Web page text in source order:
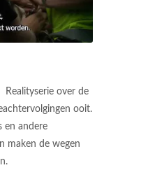
Realityserie over de
ooit.
en andere
maken de wegen